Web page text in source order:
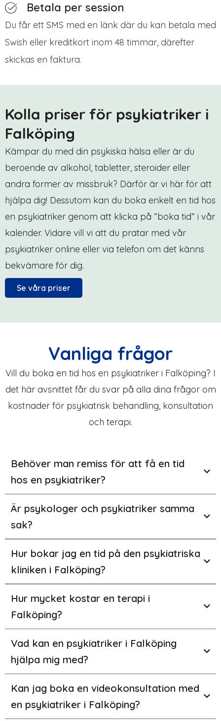
Betala per session
Du får ett SMS med en länk där du kan betala med
Swish eller kreditkort inom 48 timmar, därefter
skickas en faktura.
Kolla priser för psykiatriker i
Falköping
Kämpar du med din psykiska hälsa eller är du
beroende av alkohol, tabletter, steroider eller
andra former av missbruk? Därför är vi här för att
hjälpa dig! Dessutom kan du boka enkelt en tid hos
en psykiatriker genom att klicka på ”boka tid” i vår
kalender. Vidare vill vi att du pratar med vår
psykiatriker online eller via telefon om det känns
bekvämare för dig.
Se våra priser
Vanliga frågor
Vill du boka en tid hos en psykiatriker i Falköping? I
det här avsnittet får du svar på alla dina frågor om
kostnader för psykiatrisk behandling, konsultation
och terapi.
Behöver man remiss för att få en tid
hos en psykiatriker?
Är psykologer och psykiatriker samma
sak?
Hur bokar jag en tid på den psykiatriska
kliniken i Falköping?
Hur mycket kostar en terapi i
Falköping?
Vad kan en psykiatriker i Falköping
hjälpa mig med?
Kan jag boka en videokonsultation med
en psykiatriker i Falköping?